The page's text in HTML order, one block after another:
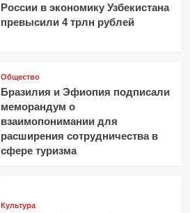
России в экономику Узбекистана
превысили 4 трлн рублей
Общество
Бразилия и Эфиопия подписали
меморандум о
взаимопонимании для
расширения сотрудничества в
сфере туризма
Культура